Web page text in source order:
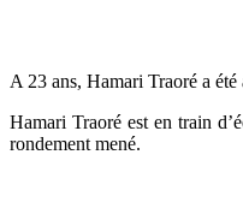
A 23 ans, Hamari Traoré a
Hamari Traoré est en train
rondement mené.